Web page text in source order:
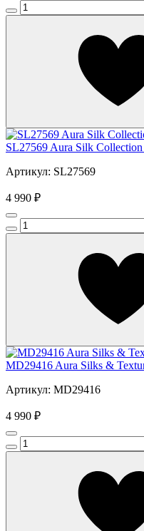
SL27569 Aura Silk
Артикул: SL27569
4 990 ₽
MD29416 Aura Silks &
Артикул: MD29416
4 990 ₽